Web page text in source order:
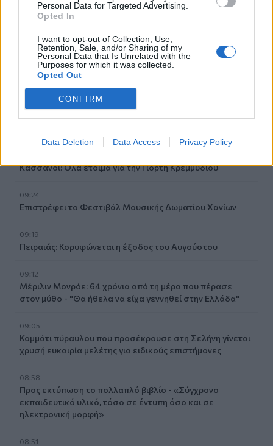
Personal Data for Targeted Advertising.
Opted In
I want to opt-out of Collection, Use,
Retention, Sale, and/or Sharing of my
Personal Data that Is Unrelated with the
Purposes for which it was collected.
Opted Out
CONFIRM
Data Deletion Data Access Privacy Policy
09:43
Ηράκλειο: Ποια θέματα περιλαμβάνει η εβδομαδιαία
ανασκόπηση του Δημάρχου
09:41
Γερμανία: Νέα έρευνα για την άμυνα απέναντι στα drones
Κασσάνοι: Όλα έτοιμα για την Γιορτή Κρεμμυδιού
09:24
Επιστρέφει το Φεστιβάλ Μουσικής Δωματίου Χανίων
09:19
Πειραιάς: Κορυφώνεται η έξοδος του Αυγούστου
09:12
Μέριλιν Μονρόε: 64 χρόνια από τη μέρα που πέρασε
στον μύθο - "Θα ήθελα να είχα γεννηθεί στην Ελλάδα"
09:05
Κομμάτι πύραυλου που προσέκρουσε στη Σελήνη γίνεται
χρυσή ευκαιρία μελέτης για ειδικούς επιστήμονες
08:58
Προς εκτύπωση το πολλαπλό βιβλίο - «Σύγχρονο
εκπαιδευτικό υλικό, τόσο σε έντυπη όσο και σε
ηλεκτρονική μορφή»
08:51